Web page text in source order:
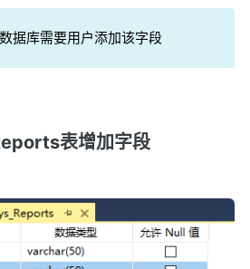
据库需要用户添加该字段
表增加字段